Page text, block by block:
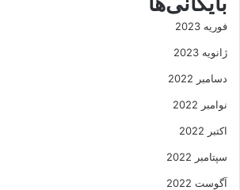
فوریه 2023
ژانویه 2023
دسامبر 2022
نوامبر 2022
اکتبر 2022
سپتامبر 2022
آگوست 2022